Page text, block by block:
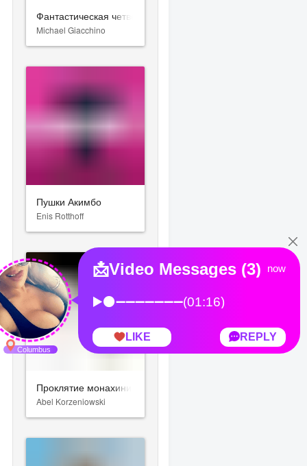
Фантастическая четвёрка: Первые шаги
Michael Giacchino
Пушки Акимбо
Enis Rotthoff
Проклятие монахини
Abel Korzeniowski